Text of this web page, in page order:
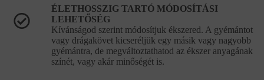
ÉLETHOSSZIG TARTÓ MÓDOSÍTÁSI
LEHETŐSÉG
Kívánságod szerint módosítjuk ékszered. A gyémántot
vagy drágakövet kicseréljük egy másik vagy nagyobb
gyémántra, de megváltoztathatod az ékszer anyagának
színét, vagy akár minőségét is.